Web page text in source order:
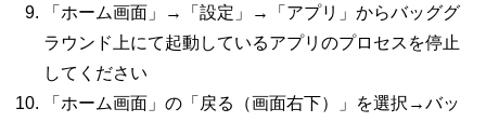
「ホーム画面」→「設定」→「アプリ」からバッググ
ラウンド上にて起動しているアプリのプロセスを停止
してください
「ホーム画面」の「戻る（画面右下）」を選択→バッ